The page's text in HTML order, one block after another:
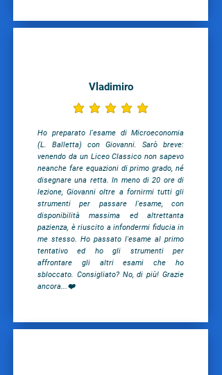
Vladimiro
la valutazione media è 5 su
Ho preparato l'esame di Microeconomia
(L. Balletta) con Giovanni. Sarò breve:
venendo da un Liceo Classico non sapevo
neanche fare equazioni di primo grado, né
disegnare una retta. In meno di 20 ore di
lezione, Giovanni oltre a fornirmi tutti gli
strumenti per passare l'esame, con
disponibilità massima ed altrettanta
pazienza, è riuscito a infondermi fiducia in
me stesso. Ho passato l'esame al primo
tentativo ed ho gli strumenti per
affrontare gli altri esami che ho
sbloccato. Consigliato? No, di più! Grazie
ancora...❤️